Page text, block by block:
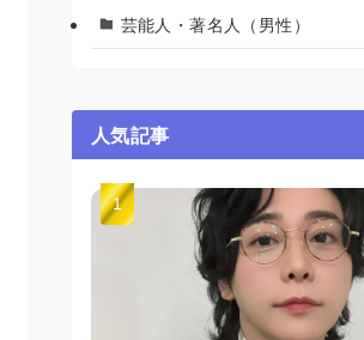
芸能人・著名人（男性）
人気記事